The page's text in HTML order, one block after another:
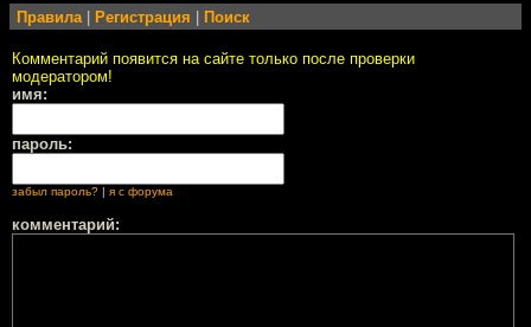
Правила| Регистрация Поиск
Комментарий появится на сайте только после проверки
модератором!
имя:
пароль:
забыл пароль? я с форума
комментарий: